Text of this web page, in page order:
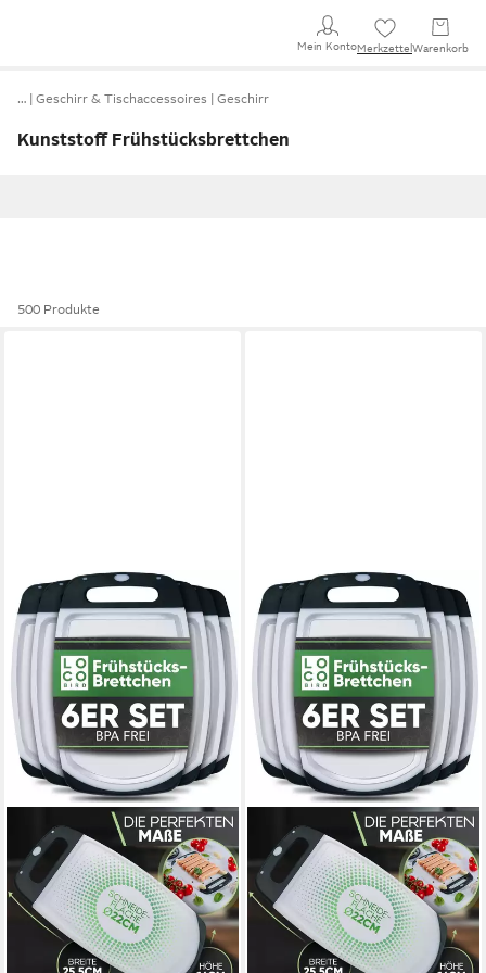
Mein KontoMerkzettel Warenkorb
… Geschirr & Tischaccessoires Geschirr
Kunststoff Frühstücksbrettchen
500 Produkte